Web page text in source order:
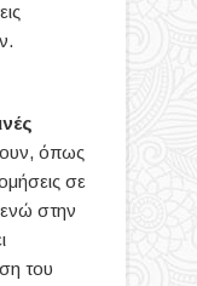
όπως
σε
ενώ στην
του